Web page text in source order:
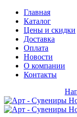
Главная
Каталог
Цены и скидки
Доставка
Оплата
Новости
О компании
Контакты